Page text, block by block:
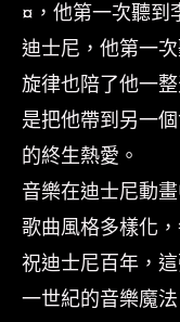
¤，他第一次聽到
迪士尼，他第一
旋律也陪了他一
是把他帶到另一
的終生熱愛。
音樂在迪士尼動
歌曲風格多樣化
祝迪士尼百年，
一世紀的音樂魔